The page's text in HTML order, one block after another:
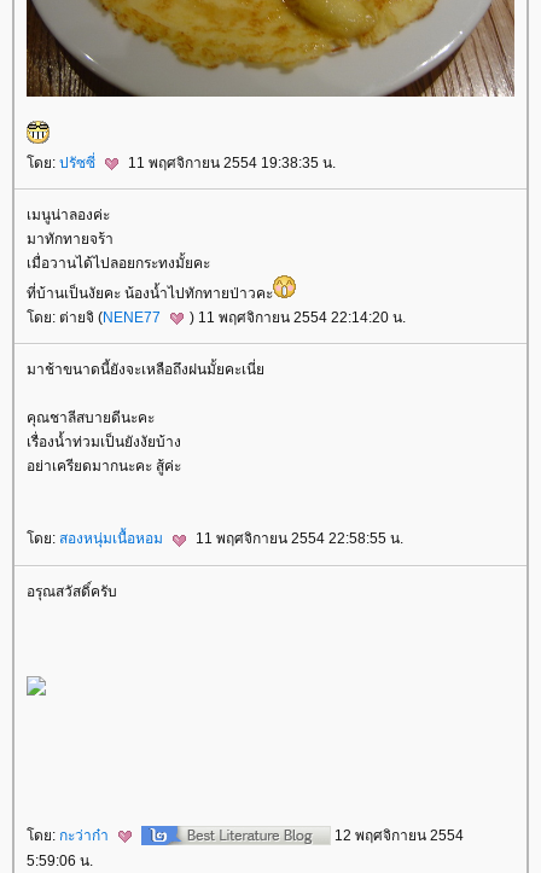
ดย: ปรัซซี่ 11 พฤศจิกายน 2554 19:38:35 น.
เมนูน่าลองค่ะ
มาทักทายจร้า
เมื่อวานได้ไปลอยกระทงมั้ยคะ
ที่บ้านเป็นงัยคะ น้องน้ำไปทักทายป่าวคะ
ดย: ต่ายจิ (NENE77 ) 11 พฤศจิกายน 2554 22:14:20 น.
มาช้าขนาดนี้ยังจะเหลือถึงฝนมั้ยคะเนี่
คุณชาลีสบายดีนะคะ
เรื่องน้ำท่วมเป็นยังงัยบ้าง
อย่าเครียดมากนะคะ สู้ค่ะ
ดย: สองหนุ่มเนื้อหอม 11 พฤศจิกายน 2554 22:58:55 น.
อรุณสวัสดิ์ครับ
ดย: กะว่าก๋า
12 พฤศจิกายน 2554
5:59:06 น.